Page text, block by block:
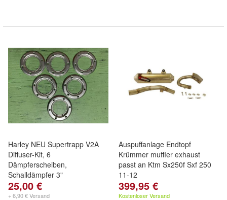
Harley NEU Supertrapp V2A
Diffuser-Kit, 6
Dämpferscheiben,
Schalldämpfer 3"
25,00 €
+ 6,90 € Versand
Auspuffanlage Endtopf
Krümmer muffler exhaust
passt an Ktm Sx250f Sxf 250
11-12
399,95 €
Kostenloser Versand